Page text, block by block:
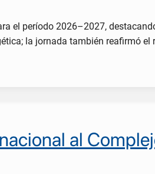
el período 2026–2027,
la jornada también reafirmó el
al